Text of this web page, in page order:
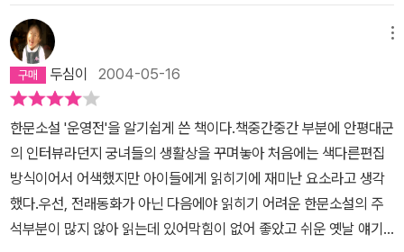
것이다.소박하고 단정하기까지한 김진사와 운영의 만남은 주인의 집
에서 먹을 갈던 궁녀와 사대부의 젊은 진사로써의 만남 이지만, 서로
곁눈질 두세번 만으로 마음이 통하는 것을 보면 인연이라는것은 순간
의 스침만으로도 충분한 설득력을 가지는것같다. 그도 그럴것이 김
진사는 열살때 부터 시를 잘 짓고 글을 잘 써서 이름이 났고 열네살이
라는 나이에 과거에 합격할 만큼 총명한 젊은이이고 운영은 안평대군
의 총애를 받으며 수성궁에 있는 열명의 궁녀 가운데서도 가장 시를
잘 짓고 외모 또한 출중했으니 이러한 선남 선년의 만남이라면 그 만
남이 금기에 묶여 있으면 있을수록 서로에 대한 호감은 배가되는 모
인터넷에 익숙한 청소년들에게 고전을 친숙하게 접근하게 한다. 여기
에, 수묵화와 민화를 현대적 감각으로 재구성한 그림과 글자체를 더
해 고전에 대한 느낌과 이미지를 적절하게 빚어낸다. 고전을 낯설게
여기는 청소년과 성인 모두에게 더없이 좋은 책이다. 2. 궁녀 운영과
젊은 김진사의 비극적인 이야기를 선비 유영이 전하다. 운영전은 임
진난이 끝난 직후 선비 유영이 수성궁에서 혼령을 만나 운영과 박진
사의 이야기를 담은 책이 세상에 전해지게 된다는 구조이다. 다시 신
선에 세계로 돌아간 박진사와 궁녀 운영에게 속세에서의 비극적인 사
랑이야기를 전해들은 속세의 사람 유영은 쓸쓸함을 가누지 못하다 명
산을 찾아다니며 살아가게 되고 그의 자취를 알 길이 없다는 것으로
두심이 2004-05-16
한문소설 '운영전'을 알기쉽게 쓴 책이다.책중간중간 부분에 안평대군
의 인터뷰라던지 궁녀들의 생활상을 꾸며놓아 처음에는 색다른편집
방식이어서 어색했지만 아이들에게 읽히기에 재미난 요소라고 생각
했다.우선, 전래동화가 아닌 다음에야 읽히기 어려운 한문소설의 주
석부분이 많지 않아 읽는데 있어막힘이 없어 좋았고 쉬운 옛날 얘기